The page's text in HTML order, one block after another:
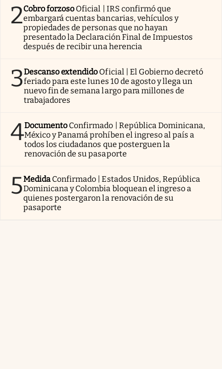
2Cobro forzoso Oficial | IRS confirmó que
embargará cuentas bancarias, vehículos y
propiedades de personas que no hayan
presentado la Declaración Final de Impuestos
después de recibir una herencia
3Descanso extendido Oficial | El Gobierno decretó
feriado para este lunes 10 de agosto y llega un
nuevo fin de semana largo para millones de
trabajadores
4Documento Confirmado | República Dominicana,
México y Panamá prohíben el ingreso al país a
todos los ciudadanos que posterguen la
renovación de su pasaporte
5Medida Confirmado | Estados Unidos, República
Dominicana y Colombia bloquean el ingreso a
quienes postergaron la renovación de su
pasaporte